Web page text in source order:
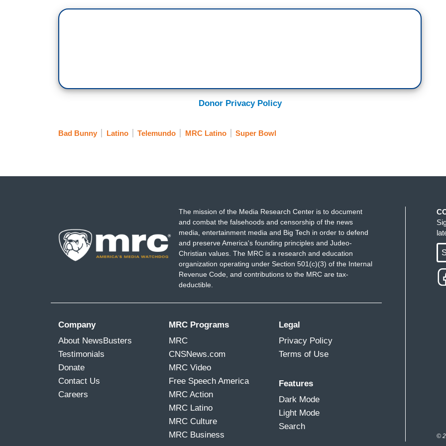
Donor Privacy Policy
Bad Bunny Latino Telemundo MRC Latino Super Bowl
The mission of the Media Research Center is to document
and combat the falsehoods and censorship of the news
media, entertainment media and Big Tech in order to defend
and preserve America's founding principles and Judeo-
Christian values. The MRC is a research and education
organization operating under Section 501(c)(3) of the Internal
Revenue Code, and contributions to the MRC are tax-
deductible.
Company
About NewsBusters
Testimonials
Donate
Contact Us
Careers
MRC Programs
MRC
CNSNews.com
MRC Video
Free Speech America
MRC Action
MRC Latino
MRC Culture
MRC Business
Legal
Privacy Policy
Terms of Use
Features
Dark Mode
Light Mode
Search
©